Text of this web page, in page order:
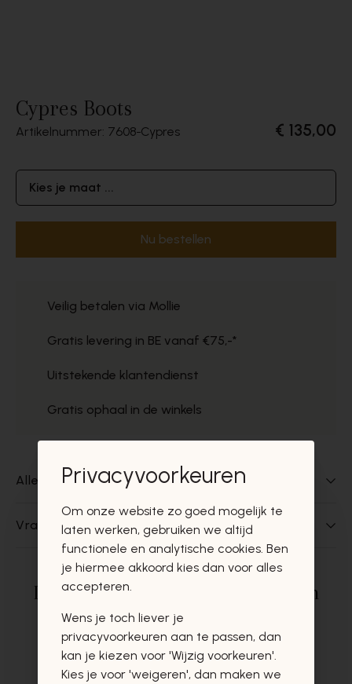
Cypres Boots
Artikelnummer: 7608 Cypres € 135,00
Kies je maat ...
Nu bestellen
Veilig betalen via Mollie
Gratis levering in BE vanaf €75,-*
Uitstekende klantendienst
Gratis ophaal in de winkels
Alles over dit product
Vragen over dit product?
Deze producten zullen u zeker en
vast ook interesseren
Privacyvoorkeuren
Om onze website zo goed mogelijk te
laten werken, gebruiken we altijd
functionele en analytische cookies. Ben
je hiermee akkoord kies dan voor alles
accepteren.
Wens je toch liever je
privacyvoorkeuren aan te passen, dan
kan je kiezen voor 'Wijzig voorkeuren'.
Kies je voor 'weigeren', dan maken we